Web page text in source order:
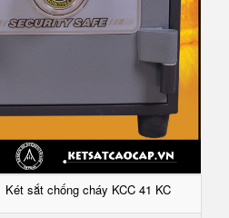
Két sắt chống cháy KCC 41 KC